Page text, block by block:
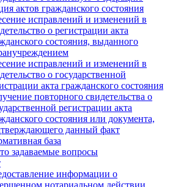
актов гражданского состояния
исправлений и изменений в
о регистрации акта
состояния, выданного
исправлений и изменений в
о государственной
акта гражданского состояния
повторного свидетельства о
регистрации акта
состояния или документа,
данный факт
база
задаваемые вопросы
информации о
нотариальном действии